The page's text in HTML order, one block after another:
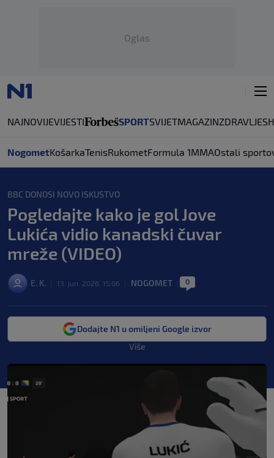
Oglas
NAJNOVIJEVIJESTI SPORTSVIJETMAGAZINZDRAVLJE
NogometKošarkaTenisRukometFormula 1MMAOstali
BBC DONOSI NOVO ISKUSTVO
Pogledajte kako je gol Jove
Lukića vidio kanadski čuvar
mreže (VIDEO)
E. K. 13. jun. 2026. 15:06 NOGOMET 0
Dodajte N1 u omiljeni Google izvor
Više